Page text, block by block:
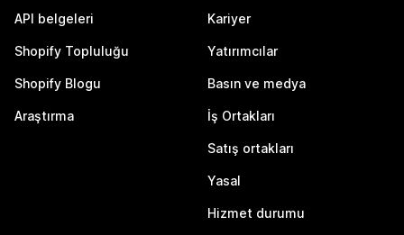
API belgeleri
Shopify Topluluğu
Shopify Blogu
Araştırma
Kariyer
Yatırımcılar
Basın ve medya
İş Ortakları
Satış ortakları
Yasal
Hizmet durumu